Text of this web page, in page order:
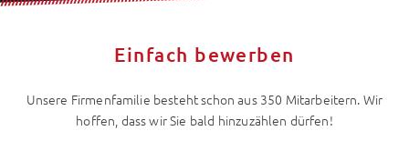
Einfach bewerben
Unsere Firmenfamilie besteht schon aus 350 Mitarbeitern. Wir
hoffen, dass wir Sie bald hinzuzählen dürfen!